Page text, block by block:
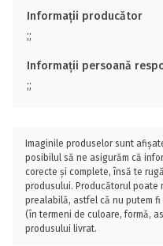
Informații producător
;;
Informații persoană
;;
Imaginile produselor sunt
posibilul să ne asigurăm că
corecte și complete, însă te
produsului. Producătorul poate
prealabilă, astfel că nu putem
(în termeni de culoare, formă,
produsului livrat.